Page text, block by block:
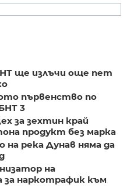
ще излъчи още пет
първенство по
3
за зехтин край
продукт без марка
река Дунав няма да
на
за наркотрафик към